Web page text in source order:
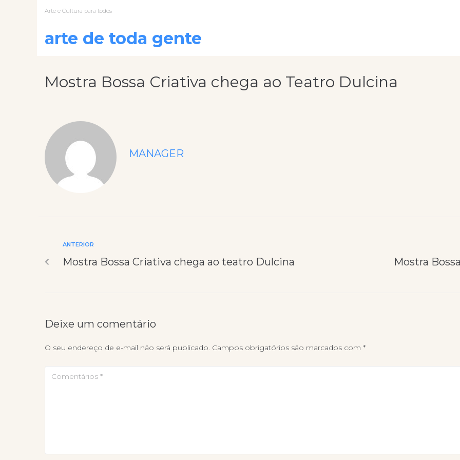
Arte e Cultura para todos
arte de toda gente
Mostra Bossa Criativa chega ao Teatro Dulcina
MANAGER
ANTERIOR
Mostra Bossa Criativa chega ao teatro Dulcina Mostra
Deixe um comentário
O seu endereço de e-mail não será publicado. Campos obrigatórios são marcados com *